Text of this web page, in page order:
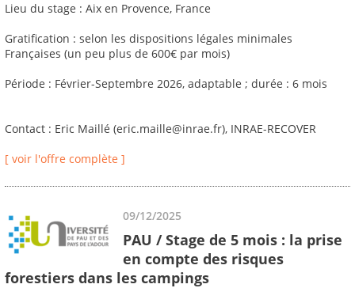
Lieu du stage : Aix en Provence, France
Gratification : selon les dispositions légales minimales
Françaises (un peu plus de 600€ par mois)
Période : Février-Septembre 2026, adaptable ; durée : 6 mois
Contact : Eric Maillé (eric.maille@inrae.fr), INRAE-RECOVER
[ voir l'offre complète ]
09/12/2025
PAU / Stage de 5 mois : la prise
en compte des risques
forestiers dans les campings